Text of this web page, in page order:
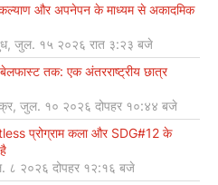
और अपनेपन के माध्यम से अकादमिक
बुध, जुल. १५ २०२६ रात ३:२३ बजे
तक: एक अंतरराष्ट्रीय छात्र
जुल. १० २०२६ दोपहर १०:४४ बजे
प्रोग्राम कला और SDG#12 के
८ २०२६ दोपहर १२:१६ बजे